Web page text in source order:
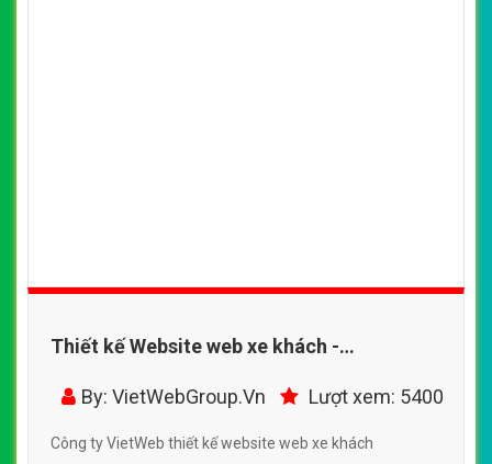
Thiết kế Website web xe khách -
otothuanphatcom
By: VietWebGroup.Vn Lượt xem: 5400
Công ty VietWeb thiết kế website web xe khách